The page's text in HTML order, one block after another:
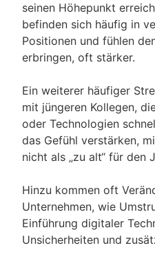
seinen Höhepunkt
befinden sich häufig in
Positionen und fühlen
erbringen, oft stärker.
Ein weiterer häufiger
mit jüngeren Kollegen,
oder Technologien
das Gefühl verstärken,
nicht als „zu alt“ für den
Hinzu kommen oft
Unternehmen, wie
Einführung digitaler
Unsicherheiten und